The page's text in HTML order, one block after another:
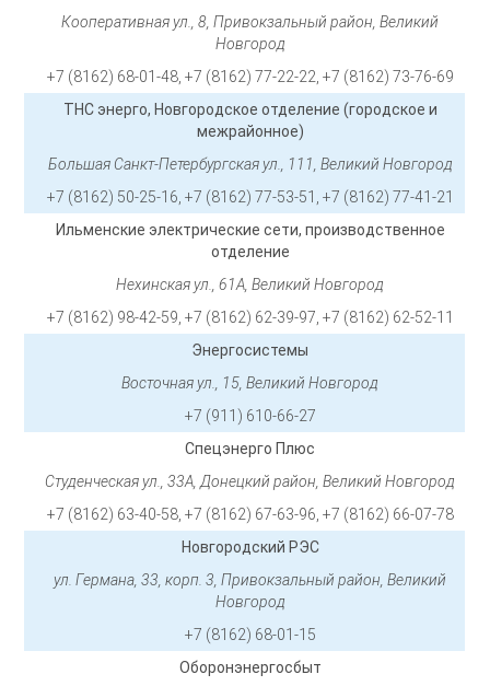
Кооперативная ул., 8, Привокзальный район, Великий
Новгород
+7 (8162) 68-01-48, +7 (8162) 77-22-22, +7 (8162) 73-76-69
ТНС энерго, Новгородское отделение (городское и
межрайонное)
Большая Санкт-Петербургская ул., 111, Великий Новгород
+7 (8162) 50-25-16, +7 (8162) 77-53-51, +7 (8162) 77-41-21
Ильменские электрические сети, производственное
отделение
Нехинская ул., 61А, Великий Новгород
+7 (8162) 98-42-59, +7 (8162) 62-39-97, +7 (8162) 62-52-11
Энергосистемы
Восточная ул., 15, Великий Новгород
+7 (911) 610-66-27
Спецэнерго Плюс
Студенческая ул., 33А, Донецкий район, Великий Новгород
+7 (8162) 63-40-58, +7 (8162) 67-63-96, +7 (8162) 66-07-78
Новгородский РЭС
ул. Германа, 33, корп. 3, Привокзальный район, Великий
Новгород
+7 (8162) 68-01-15
Оборонэнергосбыт